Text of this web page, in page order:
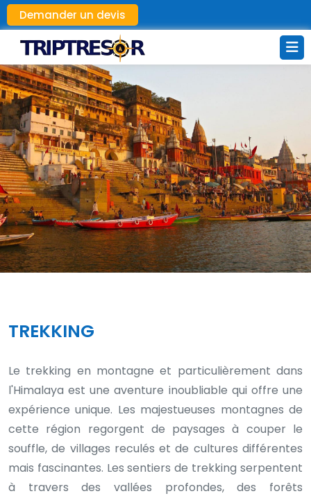
Demander un devis
TREKKING
Le trekking en montagne et particulièrement dans
l'Himalaya est une aventure inoubliable qui offre une
expérience unique. Les majestueuses montagnes de
cette région regorgent de paysages à couper le
souffle, de villages reculés et de cultures différentes
mais fascinantes. Les sentiers de trekking serpentent
à travers des vallées profondes, des forêts